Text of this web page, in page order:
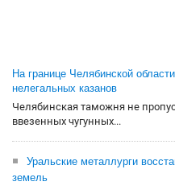
На границе Челябинской
нелегальных казанов
Челябинская таможня не
ввезенных чугунных...
Уральские металлурги
земель